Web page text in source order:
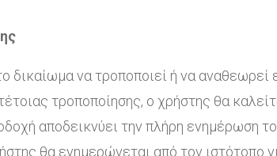
δικαίωμα να τροποποιεί ή να
τροποποίησης, ο χρήστης θα
αποδεικνύει την πλήρη ενημέρωση
θα ενημερώνεται από τον ιστότοπο